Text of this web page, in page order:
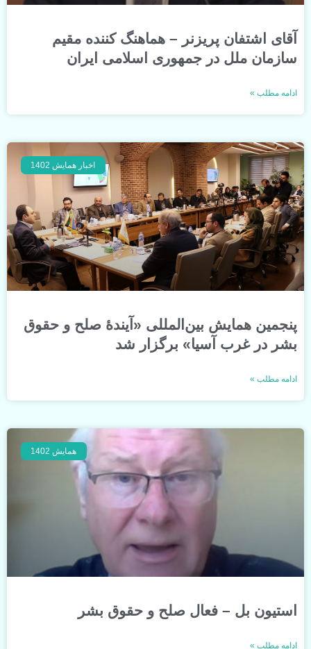
آقای اشتفان پریزنر – هماهنگ کننده مقیم
سازمان ملل در جمهوری اسلامی ایران
ادامه مطلب »
اخبار همایش 1402
پنجمین همایش بین‌المللی «آیندۀ صلح و حقوق
بشر در غرب آسیا» برگزار شد
ادامه مطلب »
همایش 1402
استیون بل – فعال صلح و حقوق بشر
ادامه مطلب »